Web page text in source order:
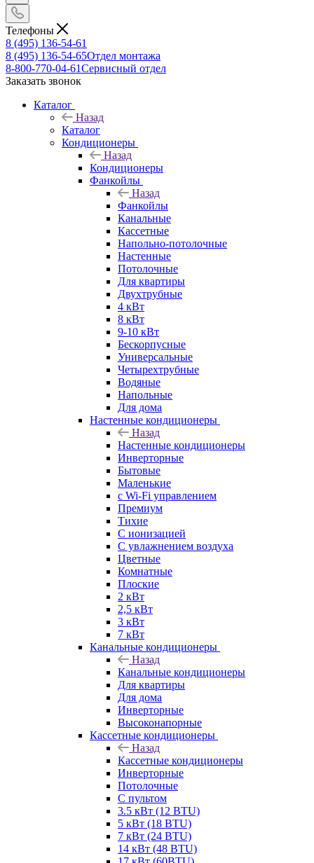
Телефоны
8 (495) 136-54-61
8 (495) 136-54-65Отдел монтажа
8-800-770-04-61Сервисный отдел
Заказать звонок
Каталог
Назад
Каталог
Кондиционеры
Назад
Кондиционеры
Фанкойлы
Назад
Фанкойлы
Канальные
Кассетные
Напольно-потолочные
Настенные
Потолочные
Для квартиры
Двухтрубные
4 кВт
8 кВт
9-10 кВт
Бескорпусные
Универсальные
Четырехтрубные
Водяные
Напольные
Для дома
Настенные кондиционеры
Назад
Настенные кондиционеры
Инверторные
Бытовые
Маленькие
с Wi-Fi управлением
Премиум
Тихие
С ионизацией
С увлажнением воздуха
Цветные
Комнатные
Плоские
2 кВт
2,5 кВт
3 кВт
7 кВт
Канальные кондиционеры
Назад
Канальные кондиционеры
Для квартиры
Для дома
Инверторные
Высоконапорные
Кассетные кондиционеры
Назад
Кассетные кондиционеры
Инверторные
Потолочные
С пультом
3.5 кВт (12 BTU)
5 кВт (18 BTU)
7 кВт (24 BTU)
14 кВт (48 BTU)